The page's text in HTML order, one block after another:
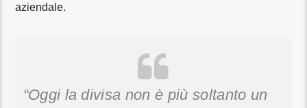
aziendale.
“Oggi la divisa non è più soltanto un